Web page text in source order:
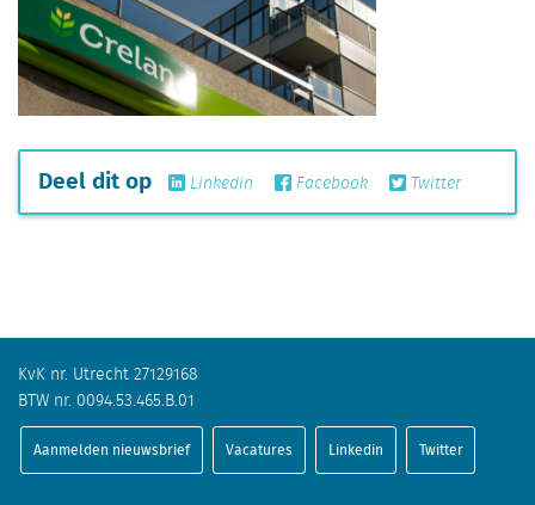
Deel dit op Linkedin Facebook Twitter
KvK nr. Utrecht 27129168
BTW nr. 0094.53.465.B.01
Aanmelden nieuwsbrief Vacatures Linkedin Twitter